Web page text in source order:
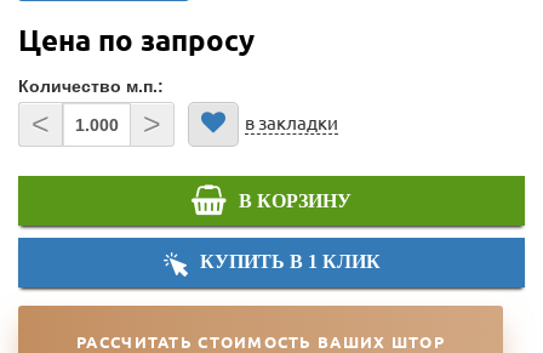
Цена по запросу
Количество м.п.:
< > в закладки
В КОРЗИНУ
КУПИТЬ В 1 КЛИК
РАССЧИТАТЬ СТОИМОСТЬ ВАШИХ ШТОР